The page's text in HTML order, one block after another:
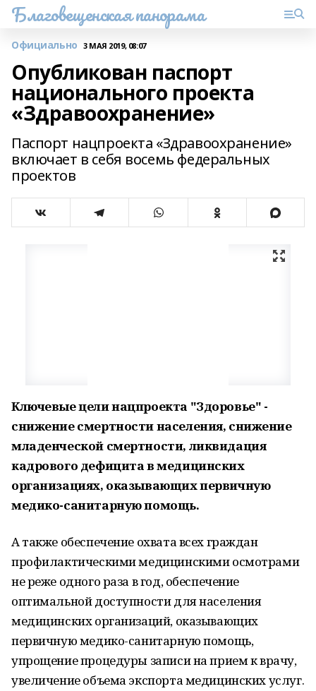
Благовещенская панорама
Официально 3 МАЯ 2019, 08:07
Опубликован паспорт
национального проекта
«Здравоохранение»
Паспорт нацпроекта «Здравоохранение»
включает в себя восемь федеральных
проектов
Ключевые цели нацпроекта "Здоровье" -
снижение смертности населения, снижение
младенческой смертности, ликвидация
кадрового дефицита в медицинских
организациях, оказывающих первичную
медико-санитарную помощь.
А также обеспечение охвата всех граждан
профилактическими медицинскими осмотрами
не реже одного раза в год, обеспечение
оптимальной доступности для населения
медицинских организаций, оказывающих
первичную медико-санитарную помощь,
упрощение процедуры записи на прием к врачу,
увеличение объема экспорта медицинских услуг.